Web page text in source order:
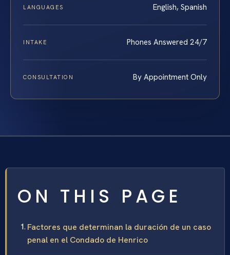
LANGUAGES English, Spanish
INTAKE Phones Answered 24/7
CONSULTATION By Appointment Only
ON THIS PAGE
Factores que determinan la duración de un caso
penal en el Condado de Henrico